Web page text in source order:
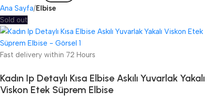
Ana Sayfa Elbise
Sold out
Fast delivery within 72 Hours
Kadın Ip Detaylı Kısa Elbise Askılı Yuvarlak Yakalı
Viskon Etek Süprem Elbise